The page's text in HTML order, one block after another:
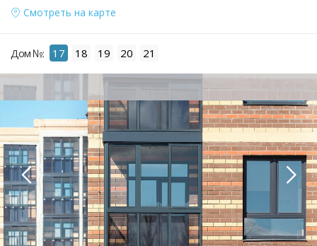
Смотреть на карте
Дом №: 17 18 19 20 21